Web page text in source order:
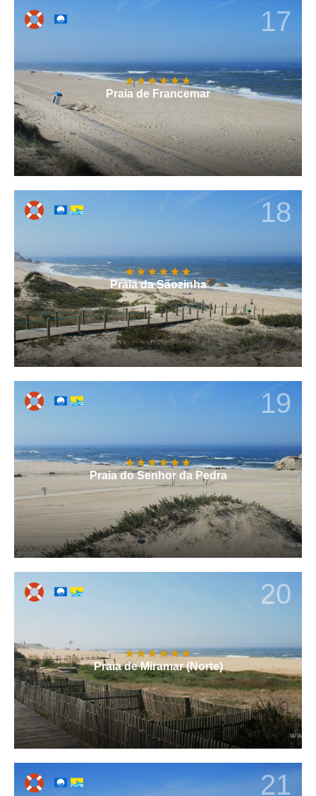
17
Praia de Francemar
18
Praia da Sãozinha
19
Praia do Senhor da Pedra
20
Praia de Miramar (Norte)
21